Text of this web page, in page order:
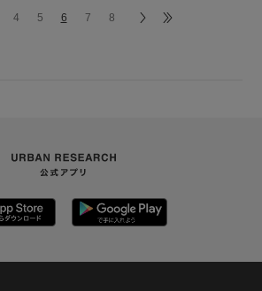
も覗いてみてください😊
4 5 6 7 8